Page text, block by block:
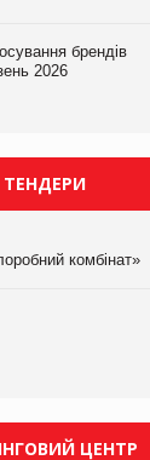
брендів
2026
ТЕНДЕРИ
комбінат»
ЦЕНТР